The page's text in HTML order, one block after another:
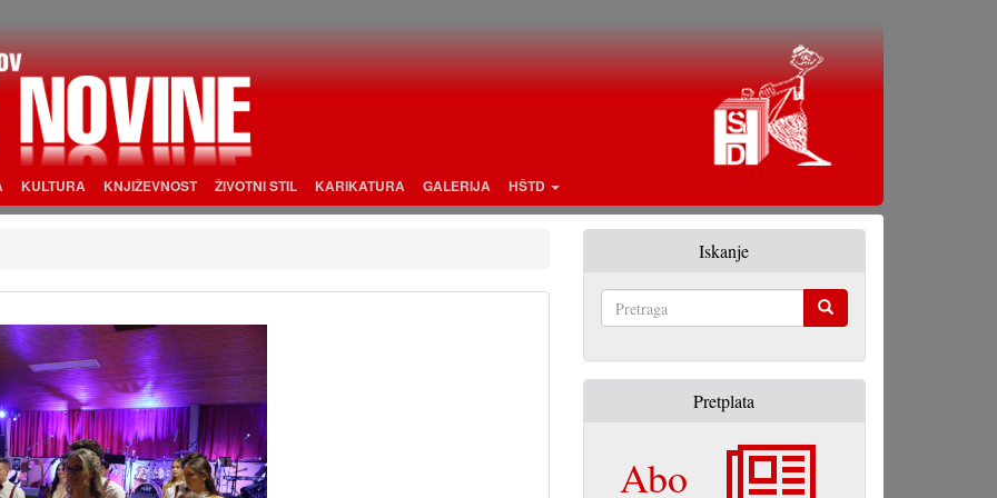
KULTURA KNJIŽEVNOST ŽIVOTNI STIL KARIKATURA GALERIJA HŠTD
Iskanje
Pretplata
Abo